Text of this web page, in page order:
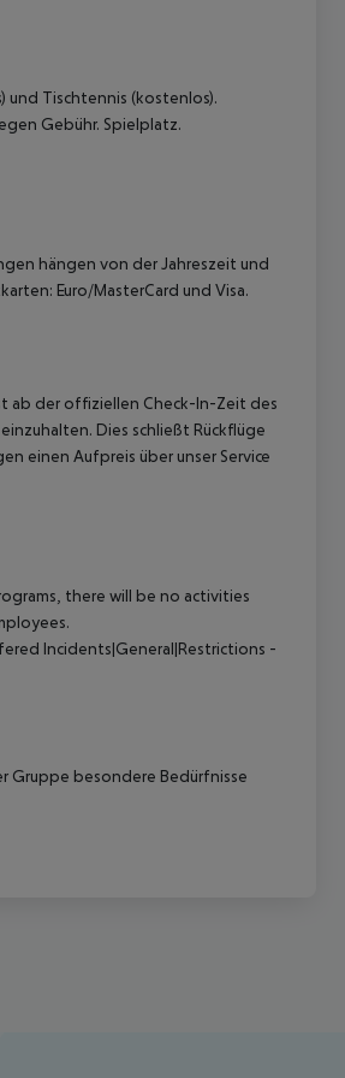
Tischtennis (kostenlos).
Gebühr. Spielplatz.
hängen von der Jahreszeit und
Euro/MasterCard und Visa.
ab der offiziellen Check-In-Zeit des
Dies schließt Rückflüge
einen Aufpreis über unser Service
there will be no activities
Incidents|General|Restrictions -
Gruppe besondere Bedürfnisse